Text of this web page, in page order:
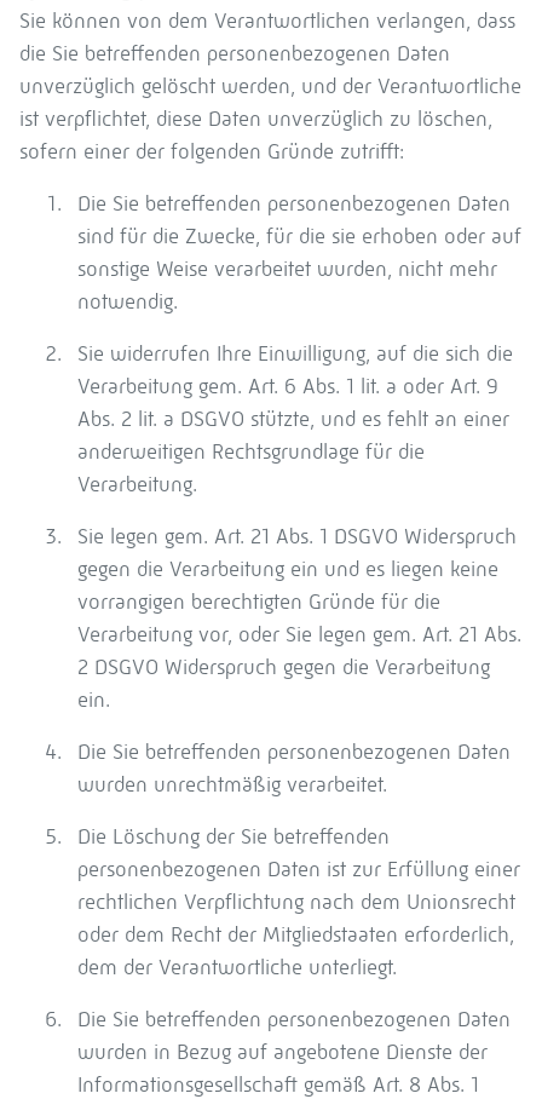
Sie können von dem Verantwortlichen verlangen, dass
die Sie betreffenden personenbezogenen Daten
unverzüglich gelöscht werden, und der Verantwortliche
ist verpflichtet, diese Daten unverzüglich zu löschen,
sofern einer der folgenden Gründe zutrifft:
Die Sie betreffenden personenbezogenen Daten
sind für die Zwecke, für die sie erhoben oder auf
sonstige Weise verarbeitet wurden, nicht mehr
notwendig.
Sie widerrufen Ihre Einwilligung, auf die sich die
Verarbeitung gem. Art. 6 Abs. 1 lit. a oder Art. 9
Abs. 2 lit. a DSGVO stützte, und es fehlt an einer
anderweitigen Rechtsgrundlage für die
Verarbeitung.
Sie legen gem. Art. 21 Abs. 1 DSGVO Widerspruch
gegen die Verarbeitung ein und es liegen keine
vorrangigen berechtigten Gründe für die
Verarbeitung vor, oder Sie legen gem. Art. 21 Abs.
2 DSGVO Widerspruch gegen die Verarbeitung
ein.
Die Sie betreffenden personenbezogenen Daten
wurden unrechtmäßig verarbeitet.
Die Löschung der Sie betreffenden
personenbezogenen Daten ist zur Erfüllung einer
rechtlichen Verpflichtung nach dem Unionsrecht
oder dem Recht der Mitgliedstaaten erforderlich,
dem der Verantwortliche unterliegt.
Die Sie betreffenden personenbezogenen Daten
wurden in Bezug auf angebotene Dienste der
Informationsgesellschaft gemäß Art. 8 Abs. 1